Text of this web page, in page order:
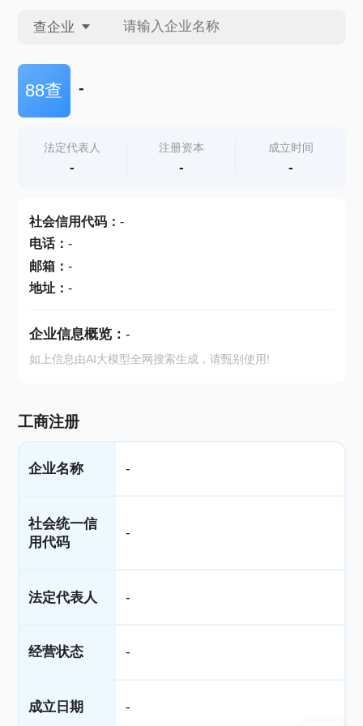
查企业
查企业
查产地
88查 -
法定代表人
-
注册资本
-
成立时间
-
社会信用代码： -
电话： -
邮箱： -
地址： -
企业信息概览： -
如上信息由AI大模型全网搜索生成，请甄别使用!
工商注册
企业名称 -
社会统一信
用代码
-
法定代表人 -
经营状态 -
成立日期 -